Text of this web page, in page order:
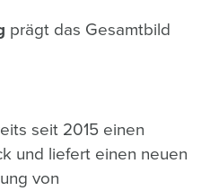
prägt das Gesamtbild
seit 2015 einen
und liefert einen neuen
von